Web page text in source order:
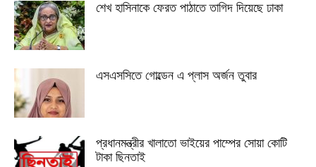
শেখ হাসিনাকে ফেরত পাঠাতে তাগিদ দিয়েছে ঢাকা
এসএসসিতে গোল্ডেন এ প্লাস অর্জন তুবার
প্রধানমন্ত্রীর খালাতো ভাইয়ের পাম্পের সোয়া কোটি
টাকা ছিনতাই